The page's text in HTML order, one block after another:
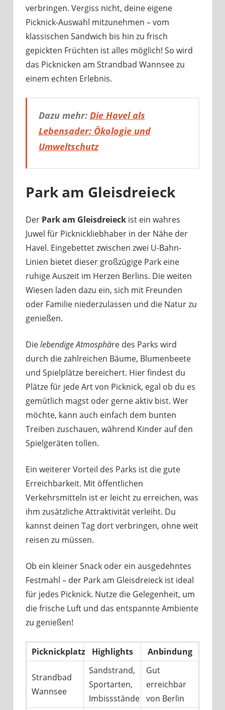
verbringen. Vergiss nicht, deine eigene
Picknick-Auswahl mitzunehmen – vom
klassischen Sandwich bis hin zu frisch
gepickten Früchten ist alles möglich! So wird
das Picknicken am Strandbad Wannsee zu
einem echten Erlebnis.
Dazu mehr: Die Havel als
Lebensader: Ökologie und
Umweltschutz
Park am Gleisdreieck
Der Park am Gleisdreieck ist ein wahres
Juwel für Picknickliebhaber in der Nähe der
Havel. Eingebettet zwischen zwei U-Bahn-
Linien bietet dieser großzügige Park eine
ruhige Auszeit im Herzen Berlins. Die weiten
Wiesen laden dazu ein, sich mit Freunden
oder Familie niederzulassen und die Natur zu
genießen.
Dielebendige Atmosphäre des Parks wird
durch die zahlreichen Bäume, Blumenbeete
und Spielplätze bereichert. Hier findest du
Plätze für jede Art von Picknick, egal ob du es
gemütlich magst oder gerne aktiv bist. Wer
möchte, kann auch einfach dem bunten
Treiben zuschauen, während Kinder auf den
Spielgeräten tollen.
Ein weiterer Vorteil des Parks ist die gute
Erreichbarkeit. Mit öffentlichen
Verkehrsmitteln ist er leicht zu erreichen, was
ihm zusätzliche Attraktivität verleiht. Du
kannst deinen Tag dort verbringen, ohne weit
reisen zu müssen.
Ob ein kleiner Snack oder ein ausgedehntes
Festmahl – der Park am Gleisdreieck ist ideal
für jedes Picknick. Nutze die Gelegenheit, um
die frische Luft und das entspannte Ambiente
zu genießen!
Picknickplatz Highlights Anbindung
Strandbad
Wannsee
Sandstrand,
Sportarten,
Imbissstände
Gut
erreichbar
von Berlin